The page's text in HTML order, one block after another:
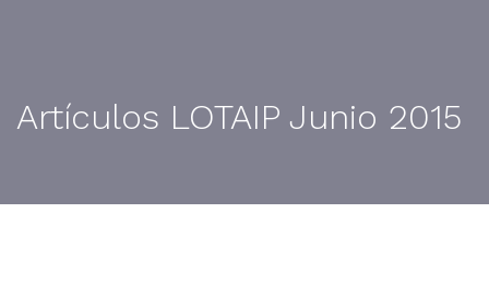
Artículos LOTAIP Junio 2015